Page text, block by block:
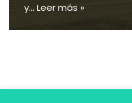
y… Leer más »